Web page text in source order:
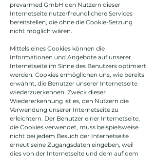
prevarmed GmbH den Nutzern dieser
Internetseite nutzerfreundlichere Services
bereitstellen, die ohne die Cookie-Setzung
nicht möglich wären.
Mittels eines Cookies können die
Informationen und Angebote auf unserer
Internetseite im Sinne des Benutzers optimiert
werden. Cookies ermöglichen uns, wie bereits
erwähnt, die Benutzer unserer Internetseite
wiederzuerkennen. Zweck dieser
Wiedererkennung ist es, den Nutzern die
Verwendung unserer Internetseite zu
erleichtern. Der Benutzer einer Internetseite,
die Cookies verwendet, muss beispielsweise
nicht bei jedem Besuch der Internetseite
erneut seine Zugangsdaten eingeben, weil
dies von der Internetseite und dem auf dem